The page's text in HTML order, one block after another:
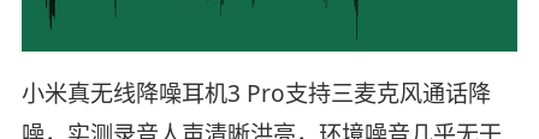
小米真无线降噪耳机3 Pro支持三麦克风通话降